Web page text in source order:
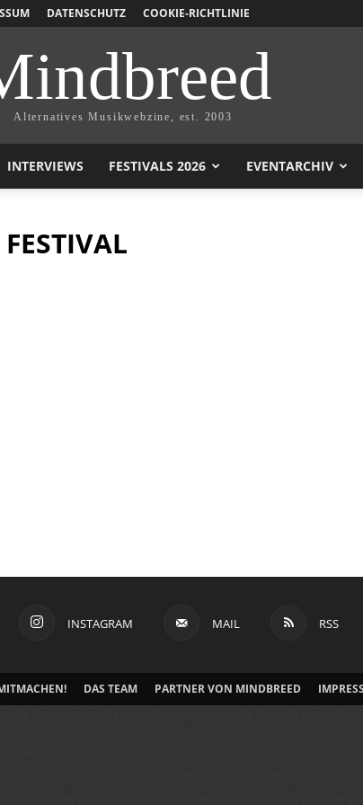
DATENSCHUTZ COOKIE-RICHTLINIE
Alternatives Musikwebzine, est. 2003
INTERVIEWS FESTIVALS 2026 EVENTARCHIV
INSTAGRAM MAIL RSS
DAS TEAM PARTNER VON MINDBREED